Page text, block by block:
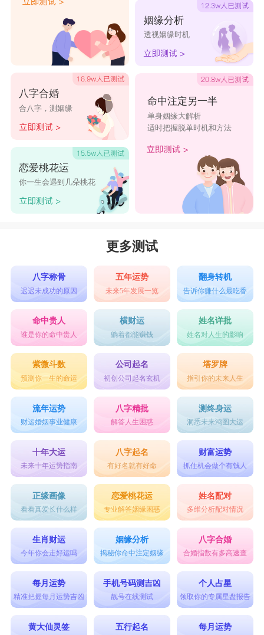
劳，小时候就表现的很稳重，从来不会因为零食，
或者玩具，与家里的弟弟妹妹，或者哥哥姐姐争
吵，在学习或者找工作这些事情上，也完全不用爸
妈担心，因为他们自己就可以妥善安排的井井有
条。进入职场之后，他们会混得如鱼得水，具有强
有力的领导和号召能力，可以攀爬到理想中的职位
上，薪资结构也能进一步得到优化。这类属龙人是
永远不知道满足的类型，可以一步一个脚印，不断
往巅峰处攀登。
24年的龙宝宝几月出生最好命，2024年属龙人
9月份出生好
印象，是完全不同的，他们非常有亲和力，还极为
温柔，善解人意，能够为身边人考虑。所以人缘关
系很不错，可以得到很多人的喜爱，在各行各业都
拥有属于自己的好朋友，这样不管是找工作，或者
求人办事，都会轻松简单很多。他们外在颜值也很
高，往往都是大帅哥或者大美女，很有可能会凭借
这方面的优势，吃到互联网的一碗饭，比如说，可
能会成为网红，或者直接借助某块跳板，进入娱乐
圈，这样会名利双收，人生的金钱会多到花不完。
2024年属龙性格解析
24属龙的人就好像不被人发现的千里马。
以“青龙”为象征。吉祥物：龙。性情内向，沉默寡
言。待人接物比较被动，不热情，知心朋友不多。
人际关系也比较淡薄。其实这种人的才华相当出
众，处事能力也很高，只是他们不爱出风头，不爱
表现自己，好像藏在石中的美玉一般。假如他们获
八字合婚
合八字，测姻缘
恋爱桃花运
你一生会遇到几朵桃花
姻缘分析
透视姻缘时机
命中注定另一半
单身姻缘大解析
适时把握脱单时机和方法
更多测试
八字称骨
迟迟未成功的原因
五年运势
未来5年发展一览
翻身转机
告诉你赚什么最吃香
命中贵人
谁是你的命中贵人
横财运
躺着都能赚钱
姓名详批
姓名对人生的影响
紫微斗数
预测你一生的命运
公司起名
初创公司起名玄机
塔罗牌
指引你的未来人生
流年运势
财运婚姻事业健康
八字精批
解答人生困惑
测终身运
洞悉未来鸿图大运
十年大运
未来十年运势指南
八字起名
有好名就有好命
财富运势
抓住机会做个有钱人
正缘画像
看看真爱长什么样
恋爱桃花运
专业解答姻缘困惑
姓名配对
多维分析配对情况
生肖财运
今年你会走好运吗
姻缘分析
揭秘你命中注定姻缘
八字合婚
合婚指数有多高速查
每月运势
精准把握每月运势吉凶
手机号码测吉凶
靓号在线测试
个人占星
领取你的专属星盘报告
黄大仙灵签 五行起名 每月运势